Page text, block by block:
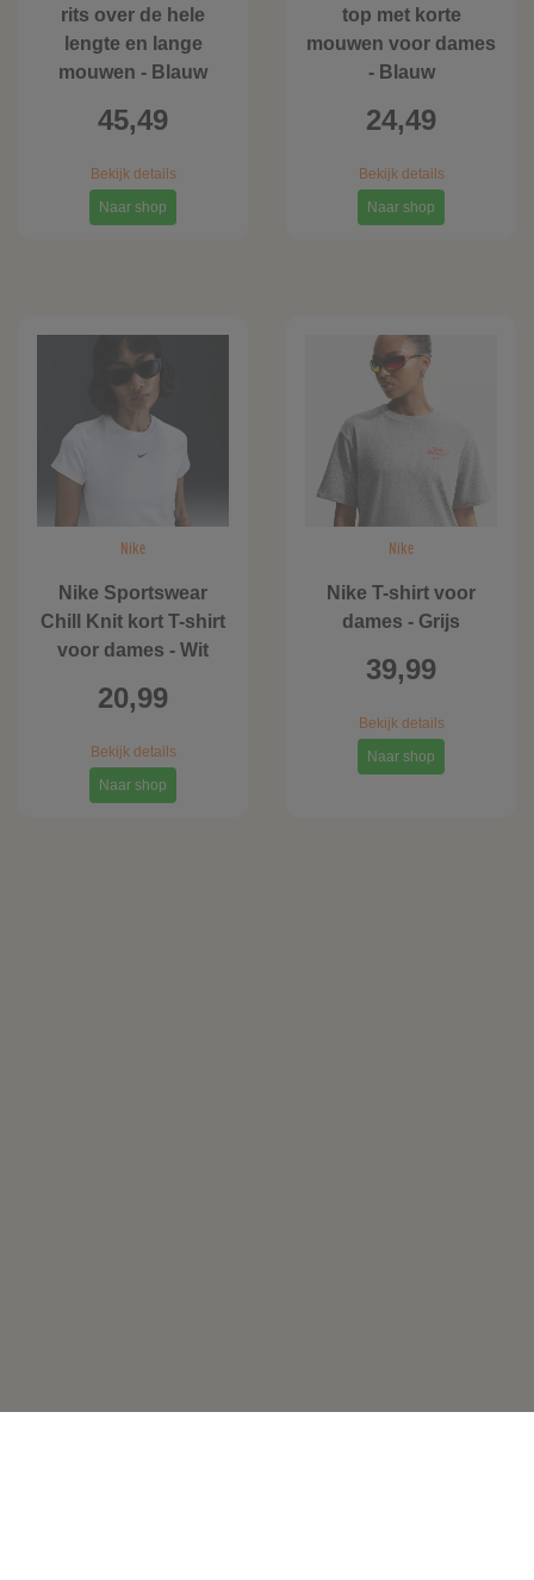
rits over de hele
lengte en lange
mouwen - Blauw
45,49
Bekijk details
Naar shop
top met korte
mouwen voor dames
- Blauw
24,49
Bekijk details
Naar shop
Nike
Nike Sportswear
Chill Knit kort T-shirt
voor dames - Wit
20,99
Bekijk details
Naar shop
Nike
Nike T-shirt voor
dames - Grijs
39,99
Bekijk details
Naar shop